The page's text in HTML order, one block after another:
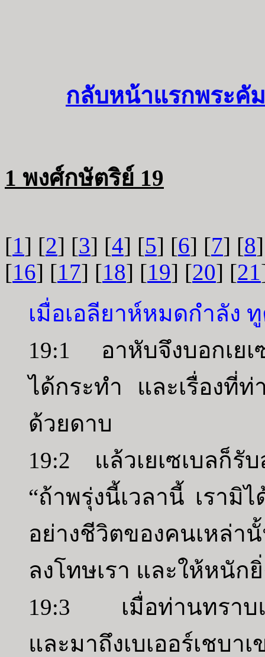
กลับหน้าแรกพระคั
1 พงศ์กษัตริย์ 19
[1] [2] [3] [4] [5] [6] [7] [8
[16] [17] [18] [19] [20] [21
เมื่อเอลียาห์หมดกำลัง
19:1 อาหับจึงบอกเยเ
ได้กระทำ และเรื่องที่
ด้วยดาบ
19:2 แล้วเยเซเบลก็รั
“ถ้าพรุ่งนี้เวลานี้ เรามิ
อย่างชีวิตของคนเห
ลงโทษเรา และให้หนัก
19:3 เมื่อท่านทราบแ
และมาถึงเบเออร์เชบา